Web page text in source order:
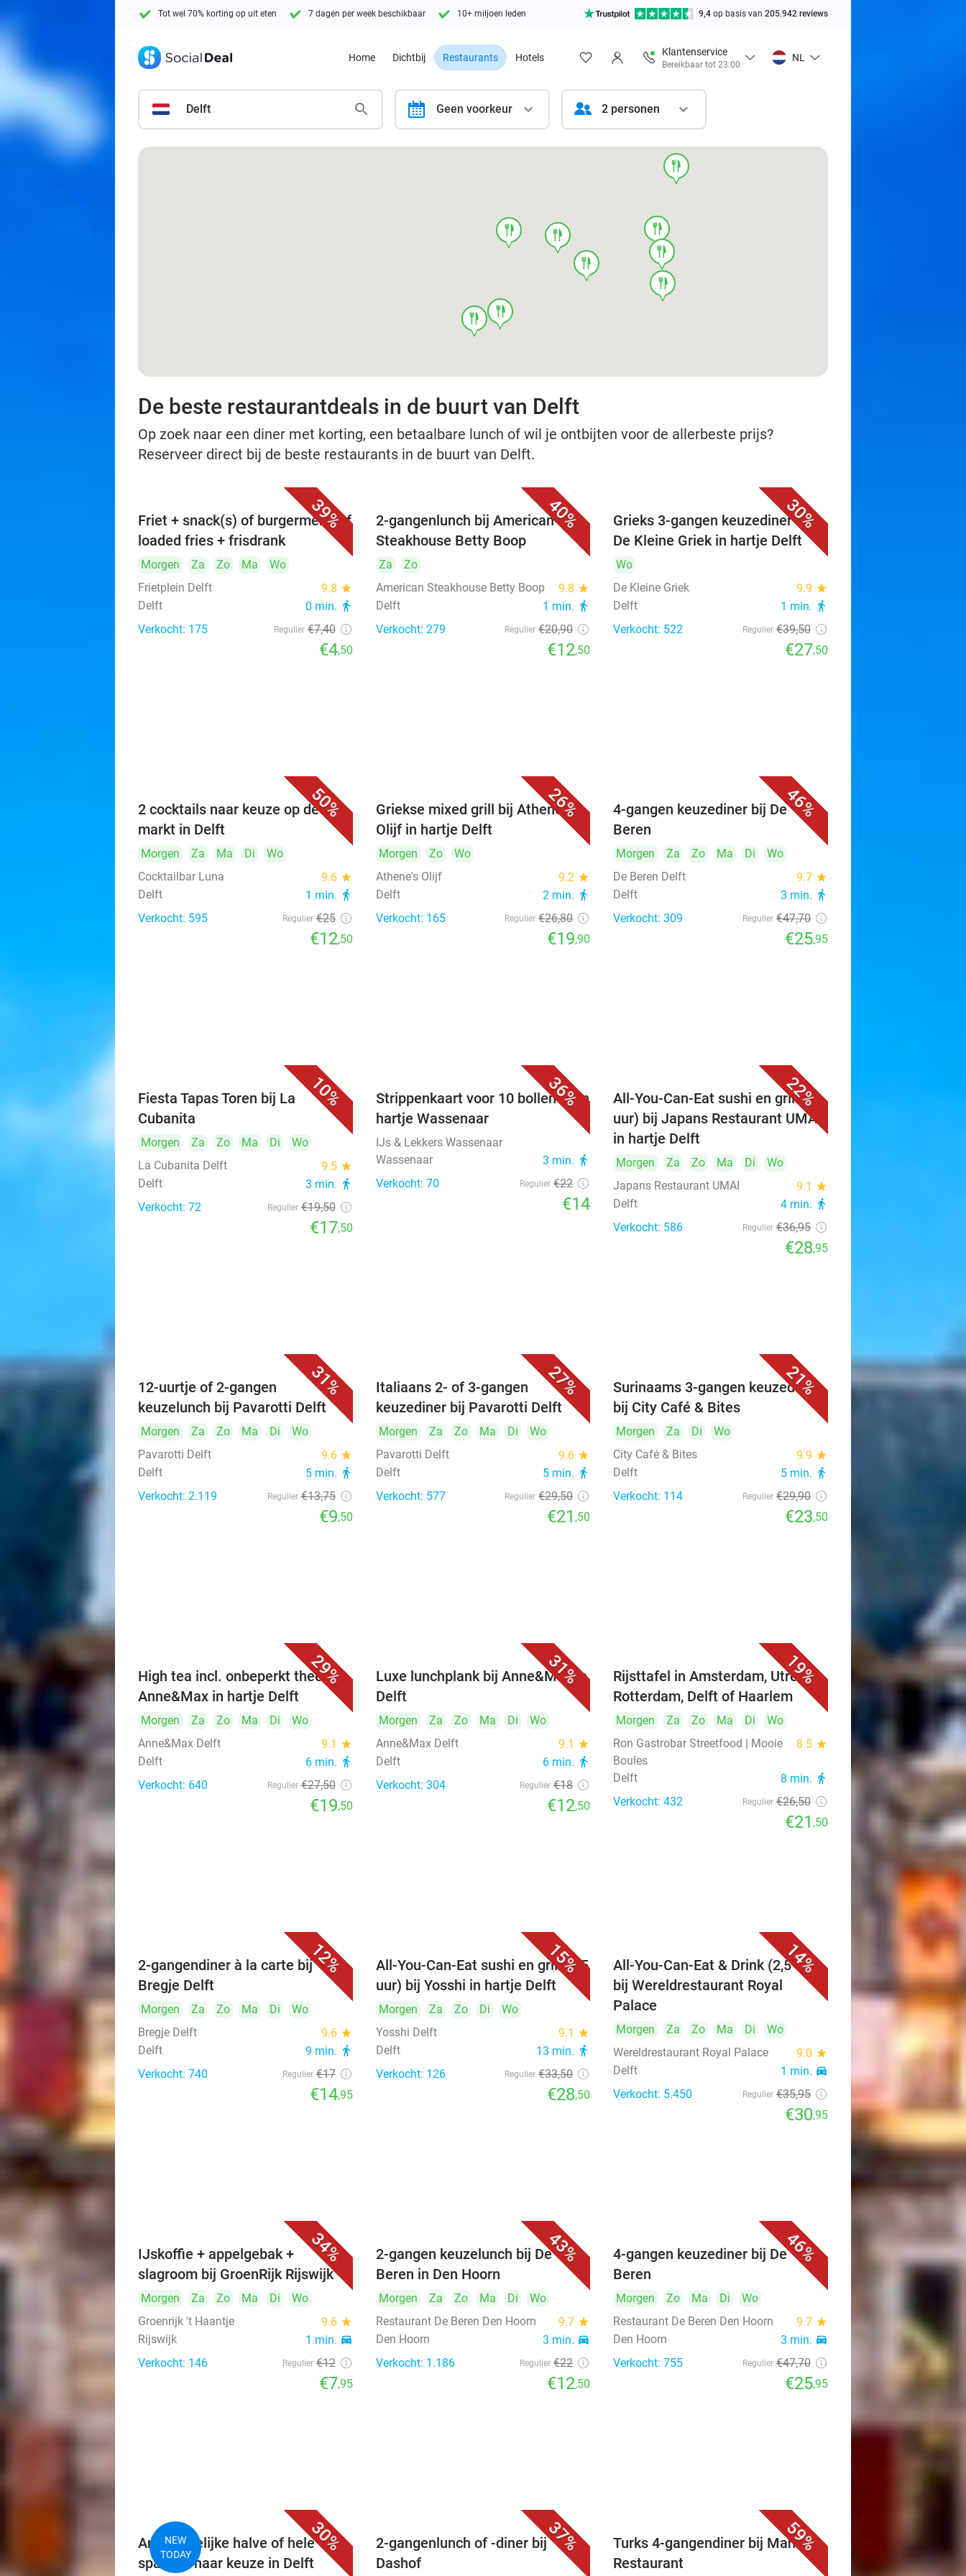
Tot wel 70% korting op uit eten 7 dagen per week beschikbaar 10+ miljoen leden 9,4 op basis van 205.942 reviews
Home Dichtbij Restaurants Hotels
Klantenservice
Bereikbaar tot 23:00
NL
Delft calendar Geen voorkeur 2 personen
food
food
food
food
food
food
food
food
food
De beste restaurantdeals in de buurt van Delft
Op zoek naar een diner met korting, een betaalbare lunch of wil je ontbijten voor de allerbeste prijs?
Reserveer direct bij de beste restaurants in de buurt van Delft.
39%
Friet + snack(s) of burgermenu of
loaded fries + frisdrank
Morgen Za Zo Ma
Wo
Frietplein Delft
9.8 star
Delft 0 min. directions_walk
Verkocht: 175 Regulier €7,40
€4,50
40%
2-gangenlunch bij American
Steakhouse Betty Boop
Za
Zo
American Steakhouse Betty Boop
9.8 star
Delft 1 min. directions_walk
Verkocht: 279 Regulier €20,90
€12,50
30%
Grieks 3-gangen keuzediner bij
De Kleine Griek in hartje Delft
Wo
De Kleine Griek
9.9 star
Delft 1 min. directions_walk
Verkocht: 522 Regulier €39,50
€27,50
50%
2 cocktails naar keuze op de
markt in Delft
Morgen Za Ma Di
Wo
Cocktailbar Luna
9.6 star
Delft 1 min. directions_walk
Verkocht: 595 Regulier €25
€12,50
26%
Griekse mixed grill bij Athene's
Olijf in hartje Delft
Morgen Zo
Wo
Athene's Olijf
9.2 star
Delft 2 min. directions_walk
Verkocht: 165 Regulier €26,80
€19,90
46%
4-gangen keuzediner bij De
Beren
Morgen Za Zo Ma Di
Wo
De Beren Delft
9.7 star
Delft 3 min. directions_walk
Verkocht: 309 Regulier €47,70
€25,95
10%
Fiesta Tapas Toren bij La
Cubanita
Morgen Za Zo Ma Di
Wo
La Cubanita Delft
9.5 star
Delft 3 min. directions_walk
Verkocht: 72 Regulier €19,50
€17,50
36%
Strippenkaart voor 10 bollen ijs in
hartje Wassenaar
IJs & Lekkers Wassenaar
Wassenaar
3 min. directions_walk
Verkocht: 70 Regulier €22
€14
22%
All-You-Can-Eat sushi en grill (3
uur) bij Japans Restaurant UMAI
in hartje Delft
Morgen Za Zo Ma Di
Wo
Japans Restaurant UMAI
9.1 star
Delft 4 min. directions_walk
Verkocht: 586 Regulier €36,95
€28,95
31%
12-uurtje of 2-gangen
keuzelunch bij Pavarotti Delft
Morgen Za Zo Ma Di
Wo
Pavarotti Delft
9.6 star
Delft 5 min. directions_walk
Verkocht: 2.119 Regulier €13,75
€9,50
27%
Italiaans 2- of 3-gangen
keuzediner bij Pavarotti Delft
Morgen Za Zo Ma Di
Wo
Pavarotti Delft
9.6 star
Delft 5 min. directions_walk
Verkocht: 577 Regulier €29,50
€21,50
21%
Surinaams 3-gangen keuzediner
bij City Café & Bites
Morgen Za Di
Wo
City Café & Bites
9.9 star
Delft 5 min. directions_walk
Verkocht: 114 Regulier €29,90
€23,50
29%
High tea incl. onbeperkt thee bij
Anne&Max in hartje Delft
Morgen Za Zo Ma Di
Wo
Anne&Max Delft
9.1 star
Delft 6 min. directions_walk
Verkocht: 640 Regulier €27,50
€19,50
31%
Luxe lunchplank bij Anne&Max in
Delft
Morgen Za Zo Ma Di
Wo
Anne&Max Delft
9.1 star
Delft 6 min. directions_walk
Verkocht: 304 Regulier €18
€12,50
19%
Rijsttafel in Amsterdam, Utrecht,
Rotterdam, Delft of Haarlem
Morgen Za Zo Ma Di
Wo
Ron Gastrobar Streetfood | Mooie
Boules
8.5 star
Delft 8 min. directions_walk
Verkocht: 432 Regulier €26,50
€21 ,50
12%
2-gangendiner à la carte bij
Bregje Delft
Morgen Za Zo Ma Di
Wo
Bregje Delft
9.6 star
Delft 9 min. directions_walk
Verkocht: 740 Regulier €17
€14,95
15%
All-You-Can-Eat sushi en grill (2,5
uur) bij Yosshi in hartje Delft
Morgen Za Zo Di
Wo
Yosshi Delft
9.1 star
Delft 13 min. directions_walk
Verkocht: 126 Regulier €33,50
€28,50
14%
All-You-Can-Eat & Drink (2,5 uur)
bij Wereldrestaurant Royal
Palace
Morgen Za Zo Ma Di
Wo
Wereldrestaurant Royal Palace
9.0 star
Delft 1 min. directions_car
Verkocht: 5.450 Regulier €35,95
€30,95
34%
IJskoffie + appelgebak +
slagroom bij GroenRijk Rijswijk
Morgen Za Zo Ma Di
Wo
Groenrijk 't Haantje
9.6 star
Rijswijk 1 min. directions_car
Verkocht: 146 Regulier €12
€7,95
43%
2-gangen keuzelunch bij De
Beren in Den Hoorn
Morgen Za Zo Ma Di
Wo
Restaurant De Beren Den Hoorn
9.7 star
Den Hoorn 3 min. directions_car
Verkocht: 1.186 Regulier €22
€12,50
46%
4-gangen keuzediner bij De
Beren
Morgen Zo Ma Di
Wo
Restaurant De Beren Den Hoorn
9.7 star
Den Hoorn 3 min. directions_car
Verkocht: 755 Regulier €47,70
€25,95
30%
NEW
TODAY
Ambachtelijke halve of hele
sparerib naar keuze in Delft
37%
2-gangenlunch of -diner bij
Dashof
59%
Turks 4-gangendiner bij Mahzen
Restaurant